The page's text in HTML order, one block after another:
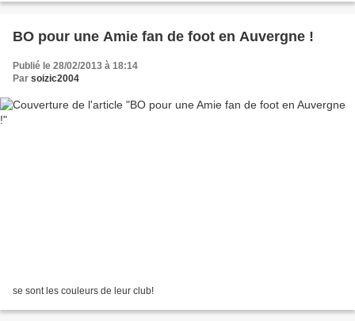
BO pour une Amie fan de foot en Auvergne !
Publié le 28/02/2013 à 18:14
Par soizic2004
se sont les couleurs de leur club!